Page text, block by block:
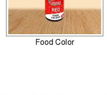
Food Color